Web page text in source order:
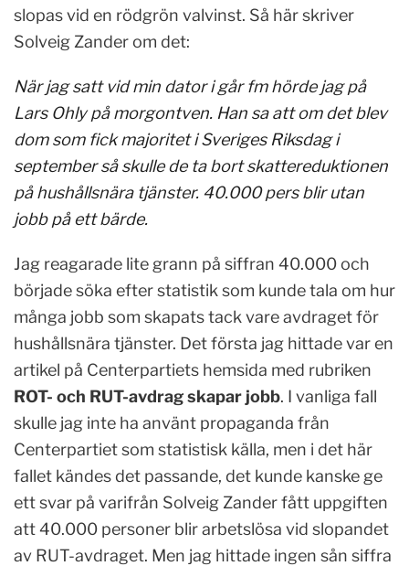
slopas vid en rödgrön valvinst. Så här skriver
Solveig Zander om det:
När jag satt vid min dator i går fm hörde jag på
Lars Ohly på morgontven. Han sa att om det blev
dom som fick majoritet i Sveriges Riksdag i
september så skulle de ta bort skattereduktionen
på hushållsnära tjänster. 40.000 pers blir utan
jobb på ett bärde.
Jag reagarade lite grann på siffran 40.000 och
började söka efter statistik som kunde tala om hur
många jobb som skapats tack vare avdraget för
hushållsnära tjänster. Det första jag hittade var en
artikel på Centerpartiets hemsida med rubriken
ROT- och RUT-avdrag skapar jobb. I vanliga fall
skulle jag inte ha använt propaganda från
Centerpartiet som statistisk källa, men i det här
fallet kändes det passande, det kunde kanske ge
ett svar på varifrån Solveig Zander fått uppgiften
att 40.000 personer blir arbetslösa vid slopandet
av RUT-avdraget. Men jag hittade ingen sån siffra